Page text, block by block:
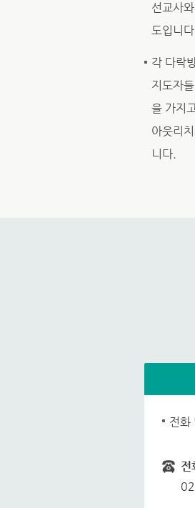
선교사
도입니
각 다락
지도자
을 가지
아웃리
니다.
전화
전